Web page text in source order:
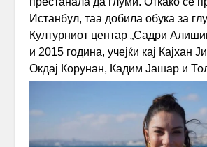
Истанбул, таа добила обука за
Културниот центар „Садри
и 2015 година, учејќи кај Кајхан
Окдај Корунан, Кадим Јашар и